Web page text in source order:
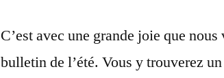
C’est avec une grande joie que
bulletin de l’été. Vous y trouverez